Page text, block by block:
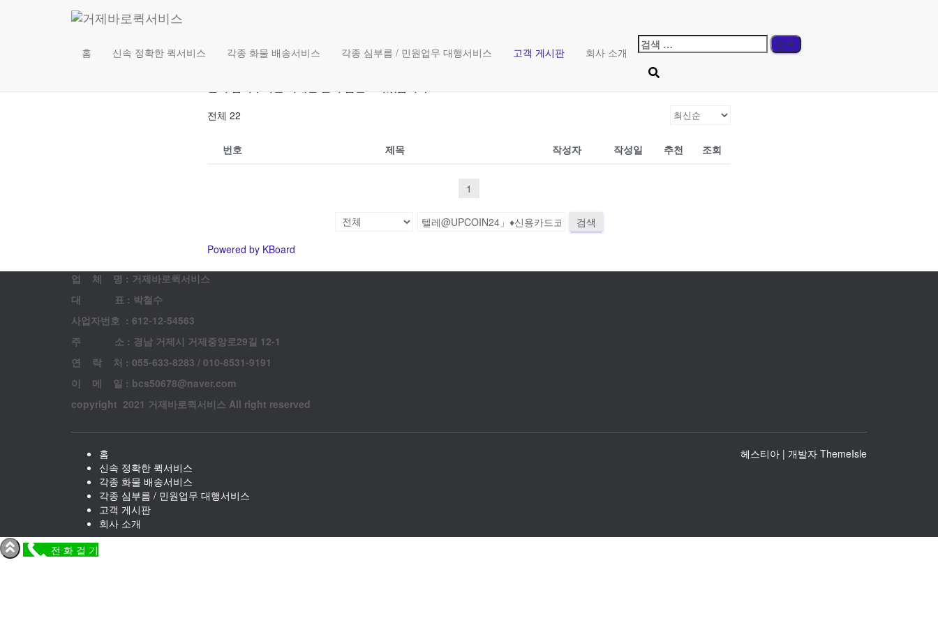
홈 신속 정확한 퀵서비스 각종 화물 배송서비스 각종 심부름 / 민원업무 대행서비스 고객 게시판 회사 소개
검
색:
전체 22
번호 제목 작성자 작성일 추천 조회
1
검색
Powered by KBoard
업 체 명 : 거제바로퀵서비스
대 표 : 박철수
사업자번호 : 612-12-54563
주 소 : 경남 거제시 거제중앙로29길 12-1
연 락 처 : 055-633-8283 / 010-8531-9191
이 메 일 : bcs50678@naver.com
copyright 2021 거제바로퀵서비스 All right reserved
홈
신속 정확한 퀵서비스
각종 화물 배송서비스
각종 심부름 / 민원업무 대행서비스
고객 게시판
회사 소개
헤스티아 | 개발자 ThemeIsle
전 화 걸 기